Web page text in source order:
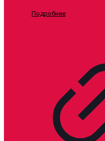
Подробнее